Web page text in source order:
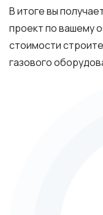
В итоге вы
проект по вашему
стоимости
газового